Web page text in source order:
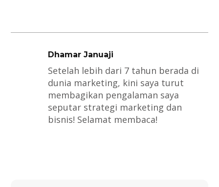
Dhamar Januaji
Setelah lebih dari 7 tahun berada di
dunia marketing, kini saya turut
membagikan pengalaman saya
seputar strategi marketing dan
bisnis! Selamat membaca!